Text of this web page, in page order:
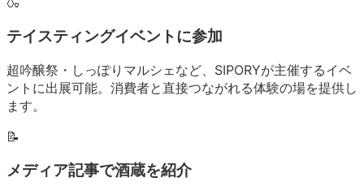
テイスティングイベントに参加
超吟醸祭・しっぽりマルシェなど、SIPORYが主催するイベ
ントに出展可能。消費者と直接つながれる体験の場を提供し
ます。
📝
メディア記事で酒蔵を紹介